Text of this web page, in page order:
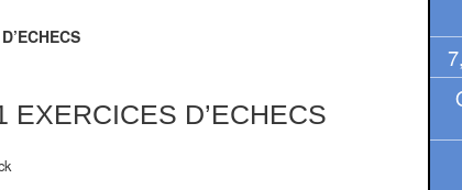
EXERCICES D’ECHECS